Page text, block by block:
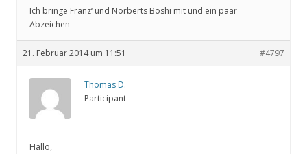
Ich bringe Franz‘ und Norberts Boshi mit und ein paar
Abzeichen
21. Februar 2014 um 11:51 #4797
Thomas D.
Participant
Hallo,